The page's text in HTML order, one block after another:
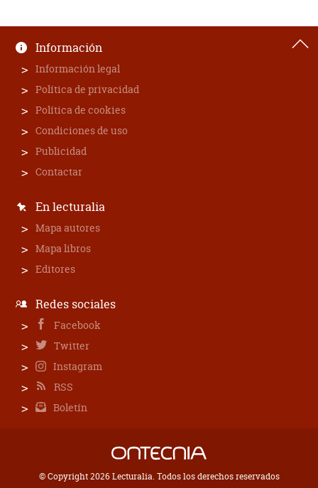
Información
Información legal
Política de privacidad
Política de cookies
Condiciones de uso
Publicidad
Contactar
En lecturalia
Mapa autores
Mapa libros
Editores
Redes sociales
Facebook
Twitter
Instagram
RSS
Boletín
© Copyright 2026 Lecturalia. Todos los derechos reservados